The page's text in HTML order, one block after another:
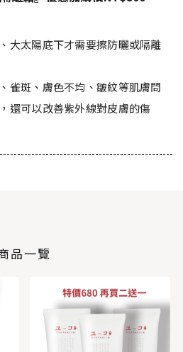
大太陽底下才需要擦防曬或隔離
雀斑、膚色不均、皺紋等肌膚問
還可以改善紫外線對皮膚的傷
品一覽